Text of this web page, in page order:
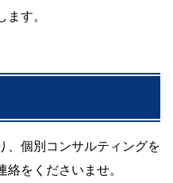
す。
、個別コンサルティングを
をくださいませ。